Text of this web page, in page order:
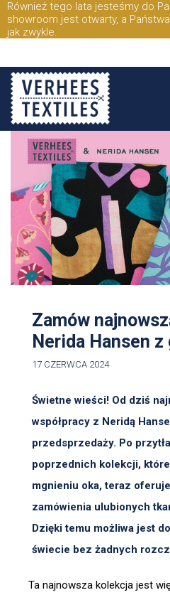
Również tego lata jesteśmy do
showroom jest otwarty, a
jak zwykle.
Zamów
Nerida Hansen z
17 CZERWCA 2024
Świetne wieści! Od dziś
współpracy z Neridą
przedsprzedaży. Po
poprzednich kolekcji,
mgnieniu oka, teraz
zamówienia ulubionych
Dzięki temu możliwa jest
świecie bez żadnych
Ta najnowsza kolekcja jest